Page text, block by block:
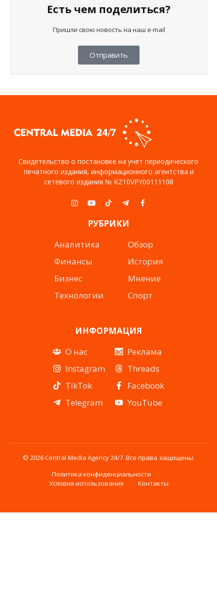
Есть чем поделиться?
Пришли свою новость на наш e-mail
Отправить
Свидетельство о постановке на учет периодического
печатного издания, информационного агентства и
сетевого издания № KZ10VPY00111108
Instagram
YouTubeTikTokTelegramFacebook
РУБРИКИ
Аналитика
Финансы
Бизнес
Технологии
Обзор
История
Мнение
Спорт
ИНФОРМАЦИЯ
О нас
Instagram
TikTok
Telegram
Реклама
Threads
Facebook
YouTube
© 2026 Central Media Agency 24/7. Все права защищены.
Политика конфиденциальности
Условия использования
Контакты